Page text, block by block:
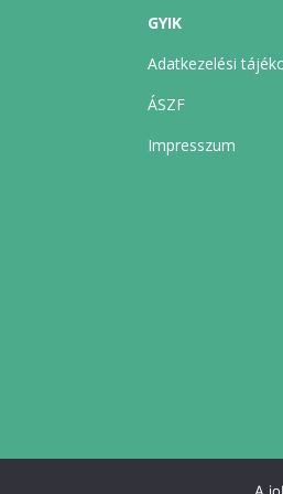
GYIK
Adatkezelési
ÁSZF
Impresszum